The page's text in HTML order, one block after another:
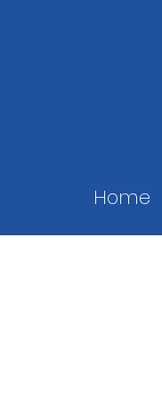
Home